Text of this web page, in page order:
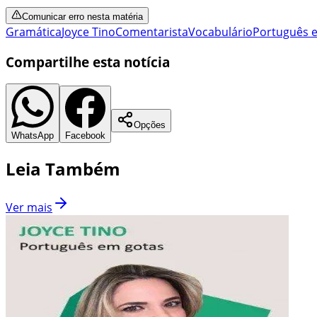
Comunicar erro nesta matéria
GramáticaJoyce TinoComentaristaVocabulárioPortuguês
Compartilhe esta notícia
WhatsApp Facebook
Opções
Leia Também
Ver mais